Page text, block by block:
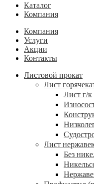
Каталог
Компания
Компания
Услуги
Акции
Контакты
Листовой прокат
Лист
Лист г/к
Лист
Без